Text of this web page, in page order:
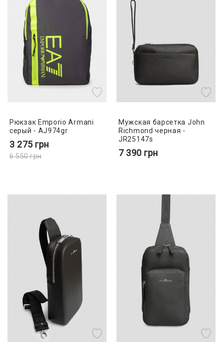
Рюкзак Emporio Armani
серый - AJ974gr
3 275 грн
6 550грн
Мужская барсетка John
Richmond черная -
JR25147s
7 390 грн